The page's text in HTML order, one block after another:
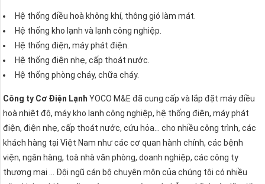
Hệ thống điều hoà không khí, thông gió làm mát.
Hệ thống kho lạnh và lạnh công nghiệp.
Hệ thống điện, máy phát điện.
Hệ thống điện nhẹ, cấp thoát nước.
Hệ thống phòng cháy, chữa cháy.
Công ty Cơ Điện Lạnh YOCO M&E đã cung cấp và lắp đặt máy điều
hoà nhiệt độ, máy kho lạnh công nghiệp, hệ thống điện, máy phát
điện, điện nhẹ, cấp thoát nước, cứu hỏa… cho nhiều công trình, các
khách hàng tại Việt Nam như các cơ quan hành chính, các bệnh
viện, ngân hàng, toà nhà văn phòng, doanh nghiệp, các công ty
thương mại … Đội ngũ cán bộ chuyên môn của chúng tôi có nhiều